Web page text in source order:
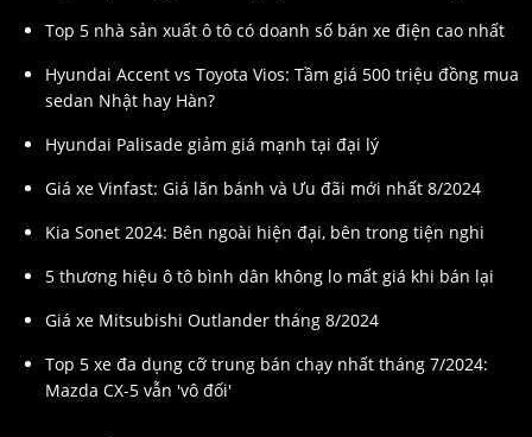
Top 5 nhà sản xuất ô tô có doanh số bán xe điện cao nhất
Hyundai Accent vs Toyota Vios: Tầm giá 500 triệu đồng mua
sedan Nhật hay Hàn?
Hyundai Palisade giảm giá mạnh tại đại lý
Giá xe Vinfast: Giá lăn bánh và Ưu đãi mới nhất 8/2024
Kia Sonet 2024: Bên ngoài hiện đại, bên trong tiện nghi
5 thương hiệu ô tô bình dân không lo mất giá khi bán lại
Giá xe Mitsubishi Outlander tháng 8/2024
Top 5 xe đa dụng cỡ trung bán chạy nhất tháng 7/2024:
Mazda CX-5 vẫn 'vô đối'